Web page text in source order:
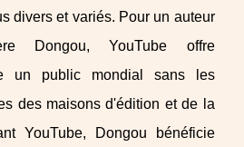
divers et variés. Pour un auteur
Dongou, YouTube offre
un public mondial sans les
des maisons d'édition et de la
YouTube, Dongou bénéficie